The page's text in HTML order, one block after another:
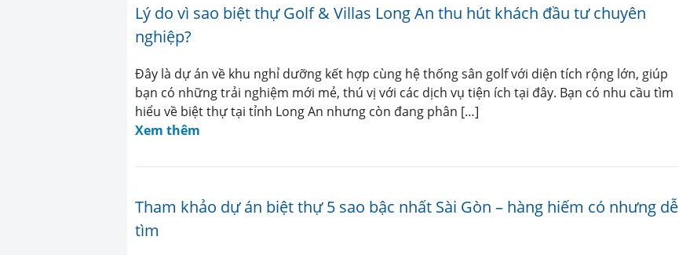
Lý do vì sao biệt thự Golf & Villas Long An thu hút khách đầu tư chuyên
nghiệp?
Đây là dự án về khu nghỉ dưỡng kết hợp cùng hệ thống sân golf với diện tích rộng lớn, giúp
bạn có những trải nghiệm mới mẻ, thú vị với các dịch vụ tiện ích tại đây. Bạn có nhu cầu tìm
hiểu về biệt thự tại tỉnh Long An nhưng còn đang phân […]
Xem thêm
Tham khảo dự án biệt thự 5 sao bậc nhất Sài Gòn – hàng hiếm có nhưng dễ
tìm